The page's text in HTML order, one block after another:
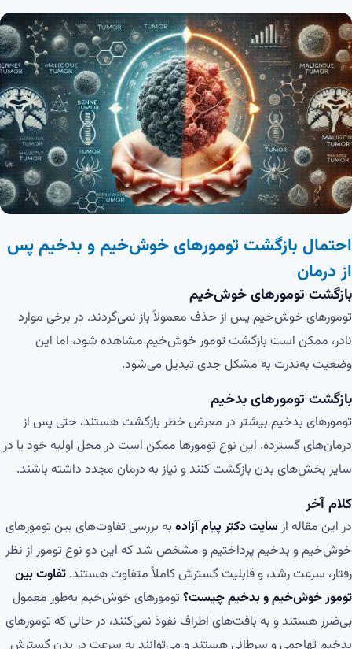
احتمال بازگشت تومورهای خوش‌خیم و بدخیم پس
از درمان
بازگشت تومورهای خوش‌خیم
تومورهای خوش‌خیم پس از حذف معمولاً باز نمی‌گردند. در برخی موارد
نادر، ممکن است بازگشت تومور خوش‌خیم مشاهده شود، اما این
وضعیت به‌ندرت به مشکل جدی تبدیل می‌شود.
بازگشت تومورهای بدخیم
تومورهای بدخیم بیشتر در معرض خطر بازگشت هستند، حتی پس از
درمان‌های گسترده. این نوع تومورها ممکن است در محل اولیه خود یا در
سایر بخش‌های بدن بازگشت کنند و نیاز به درمان مجدد داشته باشند.
کلام آخر
در این مقاله از سایت دکتر پیام آزاده به بررسی تفاوت‌های بین تومورهای
خوش‌خیم و بدخیم پرداختیم و مشخص شد که این دو نوع تومور از نظر
رفتار، سرعت رشد، و قابلیت گسترش کاملاً متفاوت هستند. تفاوت بین
تومور خوش‌خیم و بدخیم چیست؟ تومورهای خوش‌خیم به‌طور معمول
بی‌ضرر هستند و به بافت‌های اطراف نفوذ نمی‌کنند، در حالی که تومورهای